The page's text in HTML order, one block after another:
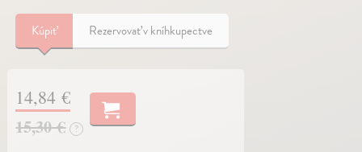
Kúpiť Rezervovať v kníhkupectve
14,84 €
15,30 €
?